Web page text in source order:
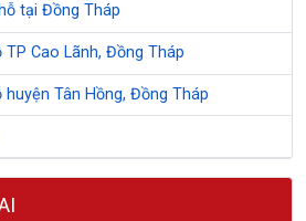
tại Đồng Tháp
Cao Lãnh, Đồng Tháp
Tân Hồng, Đồng Tháp